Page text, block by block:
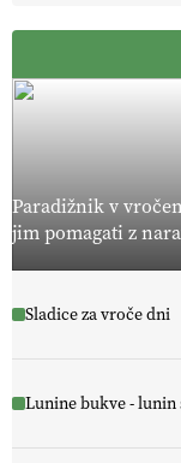
Paradižnik v
jim pomagati z
Sladice za vroče dni
Lunine bukve - lunin